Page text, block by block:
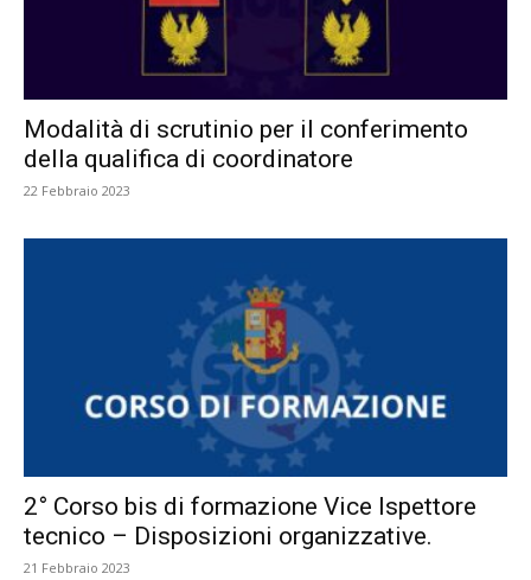
Modalità di scrutinio per il conferimento
della qualifica di coordinatore
22 Febbraio 2023
2° Corso bis di formazione Vice Ispettore
tecnico – Disposizioni organizzative.
21 Febbraio 2023